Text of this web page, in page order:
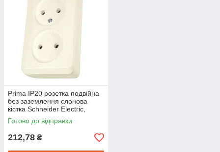
Prima IP20 розетка подвійна
без заземлення слонова
кістка Schneider Electric,
WDE001140
Готово до відправки
212,78 ₴